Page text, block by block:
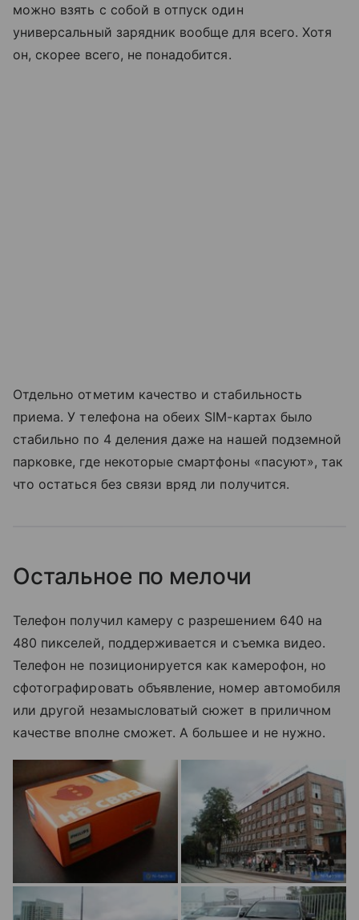
можно взять с собой в отпуск один
универсальный зарядник вообще для всего. Хотя
он, скорее всего, не понадобится.
Отдельно отметим качество и стабильность
приема. У телефона на обеих SIM-картах было
стабильно по 4 деления даже на нашей подземной
парковке, где некоторые смартфоны «пасуют», так
что остаться без связи вряд ли получится.
Остальное по мелочи
Телефон получил камеру с разрешением 640 на
480 пикселей, поддерживается и съемка видео.
Телефон не позиционируется как камерофон, но
сфотографировать объявление, номер автомобиля
или другой незамысловатый сюжет в приличном
качестве вполне сможет. А большее и не нужно.